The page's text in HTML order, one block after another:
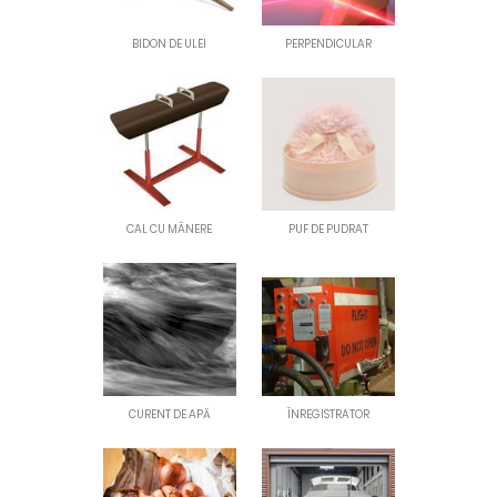
BIDON DE ULEI PERPENDICULAR
CAL CU MÂNERE PUF DE PUDRAT
CURENT DE APĂ ÎNREGISTRATOR